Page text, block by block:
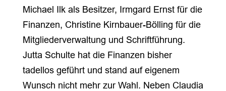
Michael Ilk als Besitzer, Irmgard Ernst für die
Finanzen, Christine Kirnbauer-Bölling für die
Mitgliederverwaltung und Schriftführung.
Jutta Schulte hat die Finanzen bisher
tadellos geführt und stand auf eigenem
Wunsch nicht mehr zur Wahl. Neben Claudia